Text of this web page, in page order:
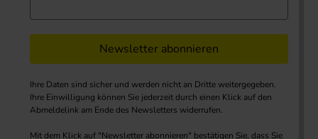
Newsletter abonnieren
Ihre Daten sind sicher und werden nicht an Dritte weitergegeben.
Ihre Einwilligung können Sie jederzeit durch einen Klick auf den
Abmeldelink am Ende des Newsletters widerrufen.
Mit dem Klick auf "Newsletter abonnieren" bestätigen Sie, dass Sie